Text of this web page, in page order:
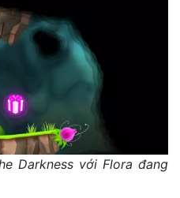
Darkness với Flora đang